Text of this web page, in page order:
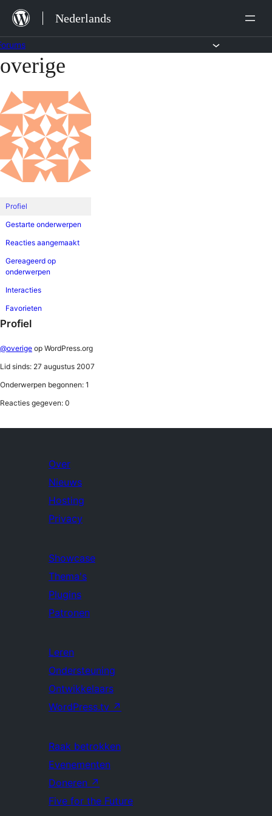
naar
de
inhoud
Nederlands
Ga
de
inhoud
overige
Profiel
Gestarte onderwerpen
Reacties aangemaakt
Gereageerd op
onderwerpen
Interacties
Favorieten
Profiel
@overige op WordPress.org
Lid sinds: 27 augustus 2007
Onderwerpen begonnen: 1
Reacties gegeven: 0
Over
Nieuws
Hosting
Privacy
Showcase
Thema's
Plugins
Patronen
Leren
Ondersteuning
Ontwikkelaars
WordPress.tv ↗
Raak betrokken
Evenementen
Doneren ↗
Five for the Future